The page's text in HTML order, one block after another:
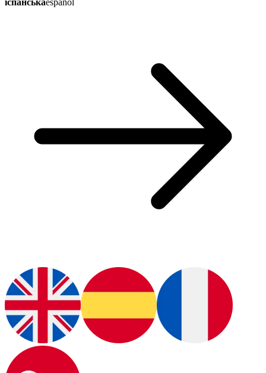
іспанськаespañol